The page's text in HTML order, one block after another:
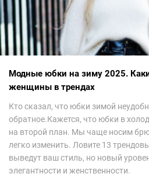
Модные юбки на зиму 2025.
женщины в трендах
Кто сказал, что юбки зимой
обратное.Кажется, что юбки в
на второй план. Мы чаще носим
легко изменить. Ловите 13
выведут ваш стиль, но новый
элегантности и женственности.